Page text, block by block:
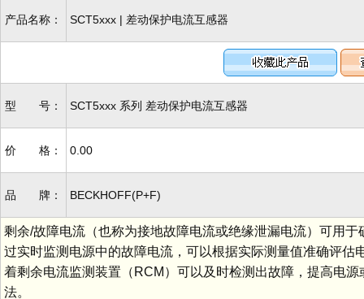
产品名称： SCT5xxx | 差动保护电流互感器
型 号： SCT5xxx 系列 差动保护电流互感器
价 格： 0.00
品 牌： BECKHOFF(P+F)
剩余/故障电流（也称为接地故障电流或绝缘泄漏电流）可用
过实时监测电源中的故障电流，可以根据实际测量值准确评
着剩余电流监测装置（RCM）可以及时检测出故障，提高电
法。